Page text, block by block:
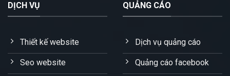
DỊCH VỤ
Thiết kế website
Seo website
QUẢNG CÁO
Dịch vụ quảng cáo
Quảng cáo facebook